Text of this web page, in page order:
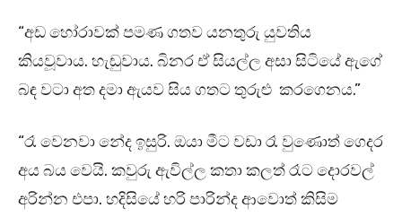
“අඩ හෝරාවක් පමණ ගතව යනතුරු යුවතිය
කියවූවාය. හැඬුවාය. බිනර ඒ සියල්ල අසා සිටියේ ඇගේ
බඳ වටා අත දමා ඇයව සිය ගතට තුරුළු කරගෙනය.”
“රෑ වෙනවා නේද ඉසුරි. ඔයා මීට වඩා රෑ වුණොත් ගෙදර
අය බය වෙයි. කවුරු ඇවිල්ල කතා කලත් රෑට දොරවල්
අරින්න එපා. හදිසියේ හරි පාරින්ද ආවොත් කිසිම